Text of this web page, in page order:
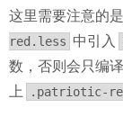
这里需要注意的
red.less 中引入
数，否则会只编
上
.patriotic-